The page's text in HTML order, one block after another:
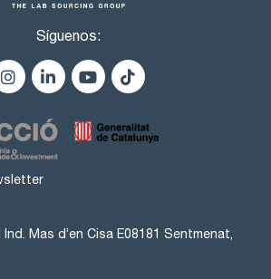
: max. 0,1 %
°C, 2 h): max. 0,2 %
Síguenos:
Mas d’en Cisa E08181 Sentmenat,